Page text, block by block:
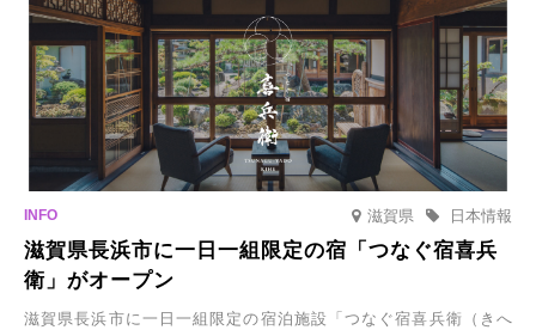
滋賀県 日本情報
滋賀県長浜市に一日一組限定の宿「つなぐ宿喜兵
衛」がオープン
滋賀県長浜市に一日一組限定の宿泊施設「つなぐ宿喜兵衛（きへ